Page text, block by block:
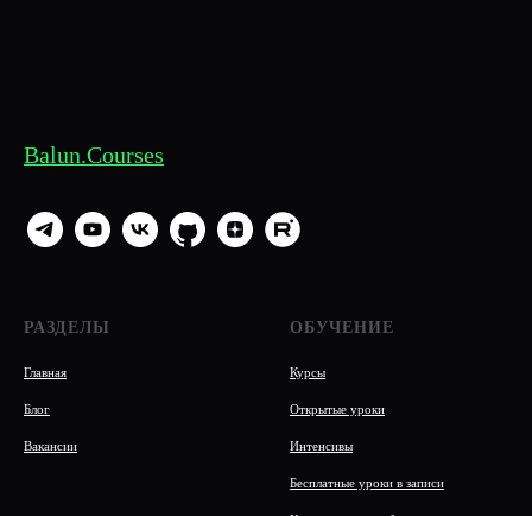
Balun.Courses
РАЗДЕЛЫ
Главная
Блог
Вакансии
ОБУЧЕНИЕ
Курсы
Открытые уроки
Интенсивы
Бесплатные уроки в записи